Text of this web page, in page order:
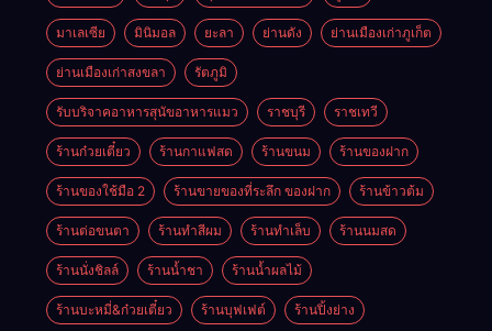
มาเลเซีย มินิมอล ยะลา ย่านดัง ย่านเมืองเก่าภูเก็ต
ย่านเมืองเก่าสงขลา รัตภูมิ
รับบริจาคอาหารสุนัขอาหารแมว ราชบุรี ราชเทวี
ร้านก๋วยเตี๋ยว ร้านกาแฟสด ร้านขนม ร้านของฝาก
ร้านของใช้มือ 2 ร้านขายของที่ระลึก ของฝาก ร้านข้าวต้ม
ร้านต่อขนตา ร้านทำสีผม ร้านทำเล็บ ร้านนมสด
ร้านนั่งชิลล์ ร้านน้ำชา ร้านน้ำผลไม้
ร้านบะหมี่&ก๋วยเตี๋ยว ร้านบุฟเฟต์ ร้านปิ้งย่าง